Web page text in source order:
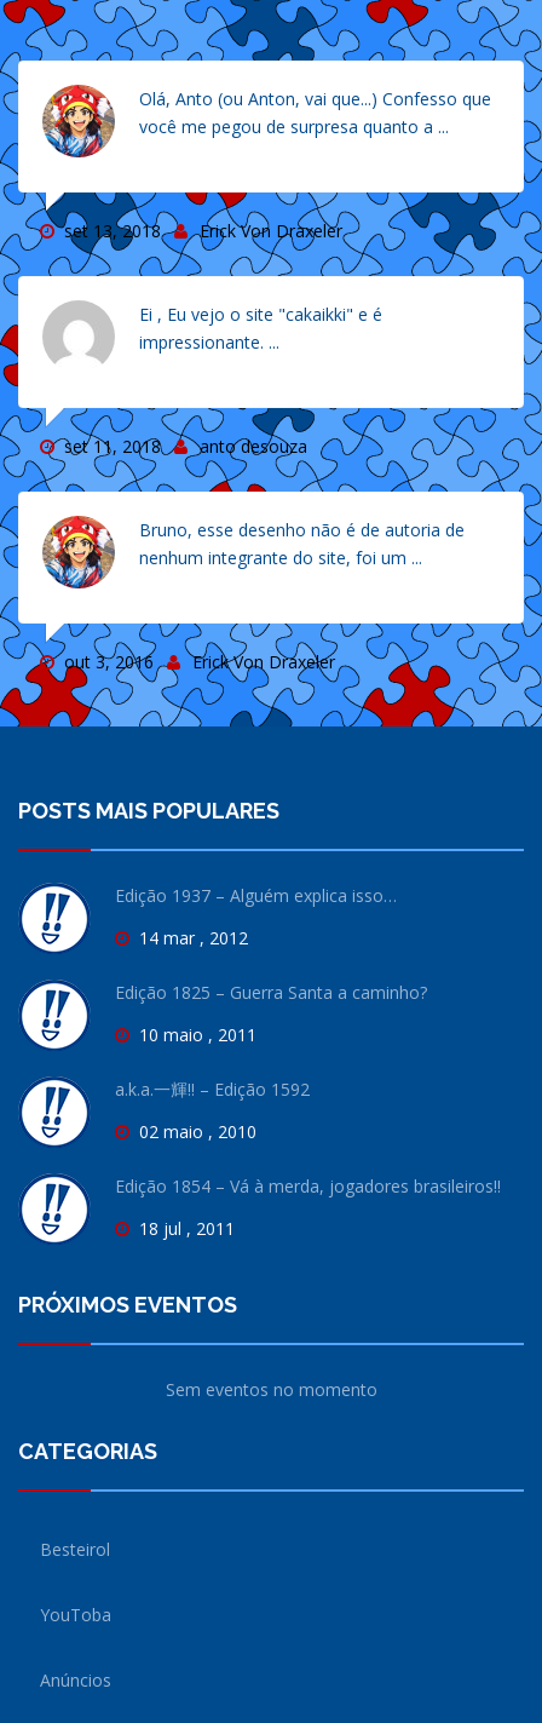
Olá, Anto (ou Anton, vai que...) Confesso que
você me pegou de surpresa quanto a ...
set 13, 2018 Erick Von Draxeler
Ei , Eu vejo o site "cakaikki" e é
impressionante. ...
set 11, 2018 anto desouza
Bruno, esse desenho não é de autoria de
nenhum integrante do site, foi um ...
out 3, 2016 Erick Von Draxeler
POSTS MAIS POPULARES
Edição 1937 – Alguém explica isso…
14 mar , 2012
Edição 1825 – Guerra Santa a caminho?
10 maio , 2011
a.k.a.一輝!! – Edição 1592
02 maio , 2010
Edição 1854 – Vá à merda, jogadores brasileiros!!
18 jul , 2011
PRÓXIMOS EVENTOS
Sem eventos no momento
CATEGORIAS
Besteirol
YouToba
Anúncios